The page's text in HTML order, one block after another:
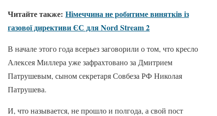
Читайте также: Німеччина не робитиме винятків із
газової директиви ЄС для Nord Stream 2
В начале этого года всерьез заговорили о том, что кресло
Алексея Миллера уже зафрахтовано за Дмитрием
Патрушевым, сыном секретаря Совбеза РФ Николая
Патрушева.
И, что называется, не прошло и полгода, а свой пост